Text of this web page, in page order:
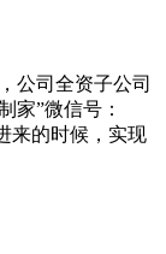
公司全资子公司
家”微信号：
来的时候，实现